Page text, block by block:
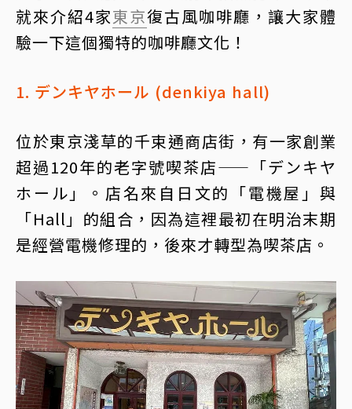
就來介紹4家東京復古風咖啡廳，讓大家體
驗一下這個獨特的咖啡廳文化！
1. デンキヤホール (denkiya hall)
位於東京淺草的千束通商店街，有一家創業
超過120年的老字號喫茶店——「デンキヤ
ホール」。店名來自日文的「電機屋」與
「Hall」的組合，因為這裡最初在明治末期
是經營電機修理的，後來才轉型為喫茶店。